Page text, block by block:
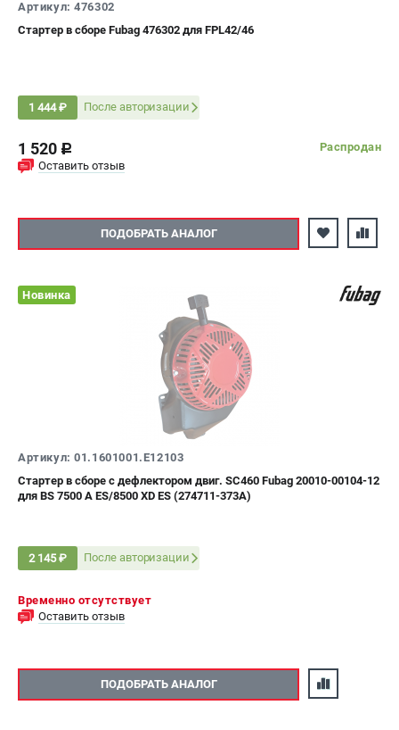
Артикул: 476302
Стартер в сборе Fubag 476302 для FPL42/46
1 444 ₽ После авторизации
1 520 c
Распродан
Оставить отзыв
ПОДОБРАТЬ АНАЛОГ
Новинка
Артикул: 01.1601001.E12103
Стартер в сборе с дефлектором двиг. SC460 Fubag 20010-00104-12
для BS 7500 A ES/8500 XD ES (274711-373A)
2 145 ₽ После авторизации
Временно отсутствует
Оставить отзыв
ПОДОБРАТЬ АНАЛОГ